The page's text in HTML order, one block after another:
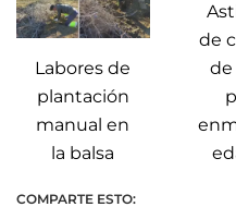
Labores de
plantación
manual en
la balsa
de
COMPARTE ESTO: